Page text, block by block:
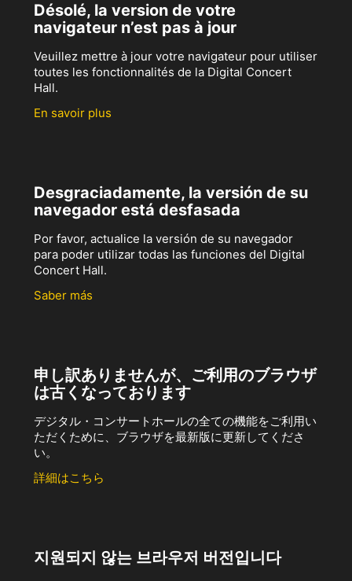
Désolé, la version de votre
navigateur n’est pas à jour
Veuillez mettre à jour votre navigateur pour utiliser
toutes les fonctionnalités de la Digital Concert
Hall.
En savoir plus
Desgraciadamente, la versión de su
navegador está desfasada
Por favor, actualice la versión de su navegador
para poder utilizar todas las funciones del Digital
Concert Hall.
Saber más
申し訳ありませんが、ご利用のブラウザ
は古くなっております
デジタル・コンサートホールの全ての機能をご利用い
ただくために、ブラウザを最新版に更新してくださ
い。
詳細はこちら
지원되지 않는 브라우저 버전입니다